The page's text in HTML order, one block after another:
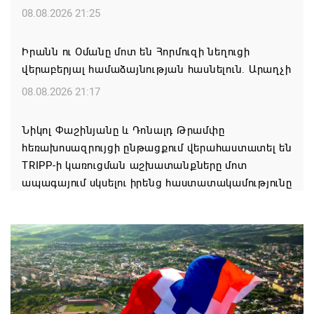
08.08.2026 21:25
Իրանն ու Օմանը մոտ են Հորմուզի նեղուցի
վերաբերյալ համաձայնության հասնելուն. Արաղչի
08.08.2026 21:17
Նիկոլ Փաշինյանը և Դոնալդ Թրամփը
հեռախոսազրույցի ընթացքում վերահաստատել են
TRIPP-ի կառուցման աշխատանքները մոտ
ապագայում սկսելու իրենց հաստատակամությունը
Փաշինյանն ու Ալիևը հեռախոսազրույց են ունեցել․
քննարկվել է TRIPP երթուղու նախագծի
իրականացումը
08.08.2026 12:32